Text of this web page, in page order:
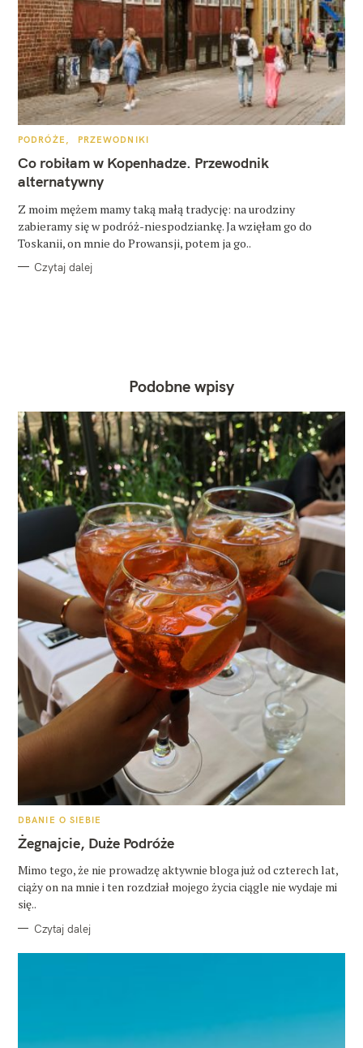
K
T
E
G
O
I
E
PODRÓŻE PRZEWODNIKI
Co robiłam w Kopenhadze. Przewodnik
alternatywny
Z moim mężem mamy taką małą tradycję: na urodziny
zabieramy się w podróż-niespodziankę. Ja wzięłam go do
Toskanii, on mnie do Prowansji, potem ja go..
Czytaj dalej
Podobne wpisy
K
T
E
O
R
I
DBANIE O SIEBIE
Żegnajcie, Duże Podróże
Mimo tego, że nie prowadzę aktywnie bloga już od czterech lat,
ciąży on na mnie i ten rozdział mojego życia ciągle nie wydaje mi
się..
Czytaj dalej